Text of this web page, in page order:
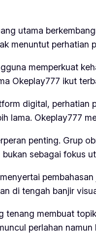
utama
menuntut perhatian
memperkuat
Okeplay777 ikut
digital, perhatian
lama. Okeplay777
penting. Grup
sebagai fokus
di tengah banjir
tenang membuat
perlahan